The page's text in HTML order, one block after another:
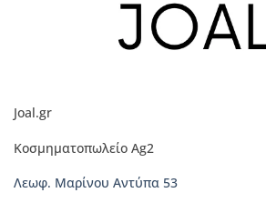
επιλεγούν
σελίδα
προϊόντος
Joal.gr
Κοσμηματοπωλείο Ag2
Λεωφ. Μαρίνου Αντύπα 53